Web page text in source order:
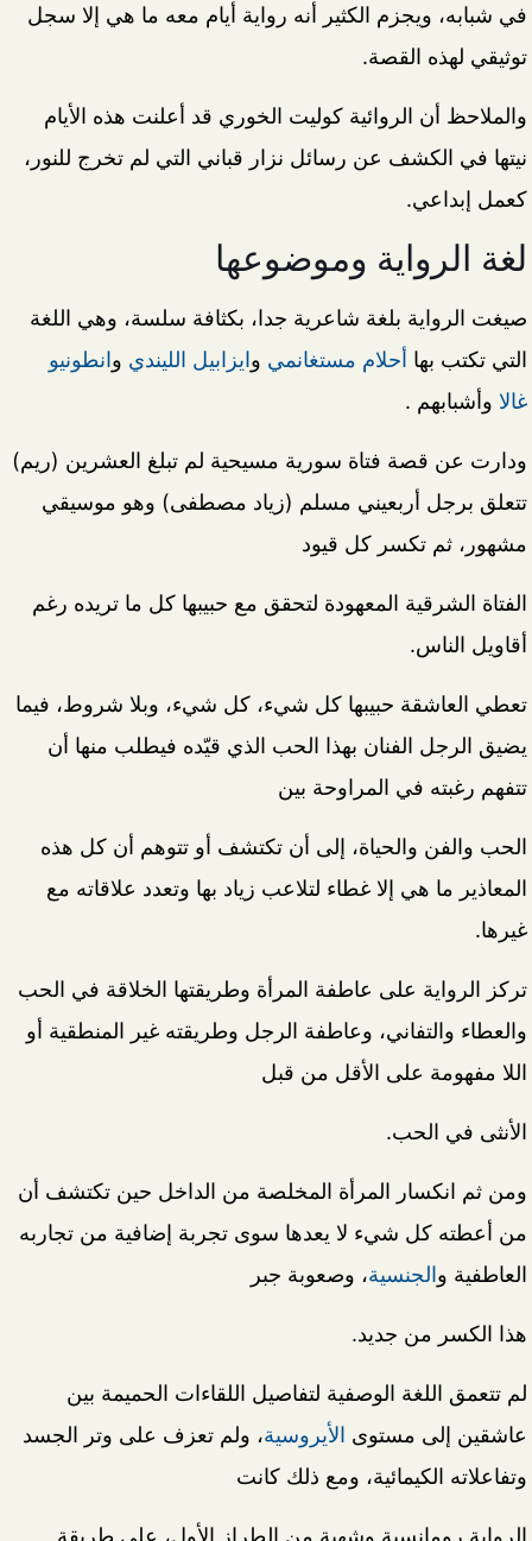
في شبابه، ويجزم الكثير أنه رواية أيام معه ما هي إلا سجل
توثيقي لهذه القصة.
والملاحظ أن الروائية كوليت الخوري قد أعلنت هذه الأيام
نيتها في الكشف عن رسائل نزار قباني التي لم تخرج للنور،
كعمل إبداعي.
لغة الرواية وموضوعها
صيغت الرواية بلغة شاعرية جدا، بكثافة سلسة، وهي اللغة
التي تكتب بها أحلام مستغانمي وايزابيل الليندي وانطونيو
غالا وأشبابهم .
ودارت عن قصة فتاة سورية مسيحية لم تبلغ العشرين (ريم)
تتعلق برجل أربعيني مسلم (زياد مصطفى) وهو موسيقي
مشهور، ثم تكسر كل قيود
الفتاة الشرقية المعهودة لتحقق مع حبيبها كل ما تريده رغم
أقاويل الناس.
تعطي العاشقة حبيبها كل شيء، كل شيء، وبلا شروط، فيما
يضيق الرجل الفنان بهذا الحب الذي قيّده فيطلب منها أن
تتفهم رغبته في المراوحة بين
الحب والفن والحياة، إلى أن تكتشف أو تتوهم أن كل هذه
المعاذير ما هي إلا غطاء لتلاعب زياد بها وتعدد علاقاته مع
غيرها.
تركز الرواية على عاطفة المرأة وطريقتها الخلاقة في الحب
والعطاء والتفاني، وعاطفة الرجل وطريقته غير المنطقية أو
اللا مفهومة على الأقل من قبل
الأنثى في الحب.
ومن ثم انكسار المرأة المخلصة من الداخل حين تكتشف أن
من أعطته كل شيء لا يعدها سوى تجربة إضافية من تجاربه
العاطفية والجنسية، وصعوبة جبر
هذا الكسر من جديد.
لم تتعمق اللغة الوصفية لتفاصيل اللقاءات الحميمة بين
عاشقين إلى مستوى الأيروسية، ولم تعزف على وتر الجسد
وتفاعلاته الكيمائية، ومع ذلك كانت
الرواية رومانسية وشهية من الطراز الأول، على طريقة